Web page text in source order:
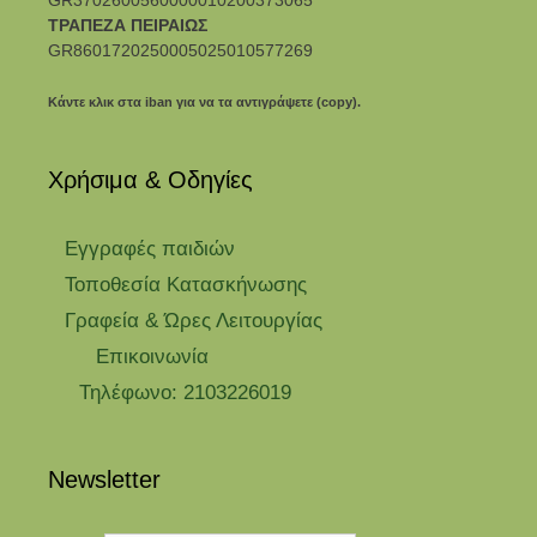
ΤΡΑΠΕΖΑ ΠΕΙΡΑΙΩΣ
GR8601720250005025010577269
Κάντε κλικ στα iban για να τα αντιγράψετε (copy).
Χρήσιμα & Οδηγίες
Eγγραφές παιδιών
Τοποθεσία Κατασκήνωσης
Γραφεία & Ώρες Λειτουργίας
Επικοινωνία
Τηλέφωνο: 2103226019
Newsletter